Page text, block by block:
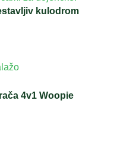
kulodrom
4v1 Woopie